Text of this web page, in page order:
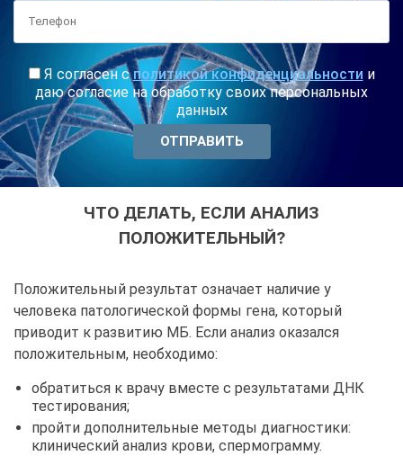
Я согласен сполитикой конфиденциальности и
даю согласие на обработку своих персональных
данных
ЧТО ДЕЛАТЬ, ЕСЛИ АНАЛИЗ
ПОЛОЖИТЕЛЬНЫЙ?
Положительный результат означает наличие у
человека патологической формы гена, который
приводит к развитию МБ. Если анализ оказался
положительным, необходимо:
обратиться к врачу вместе с результатами ДНК
тестирования;
пройти дополнительные методы диагностики:
клинический анализ крови, спермограмму.